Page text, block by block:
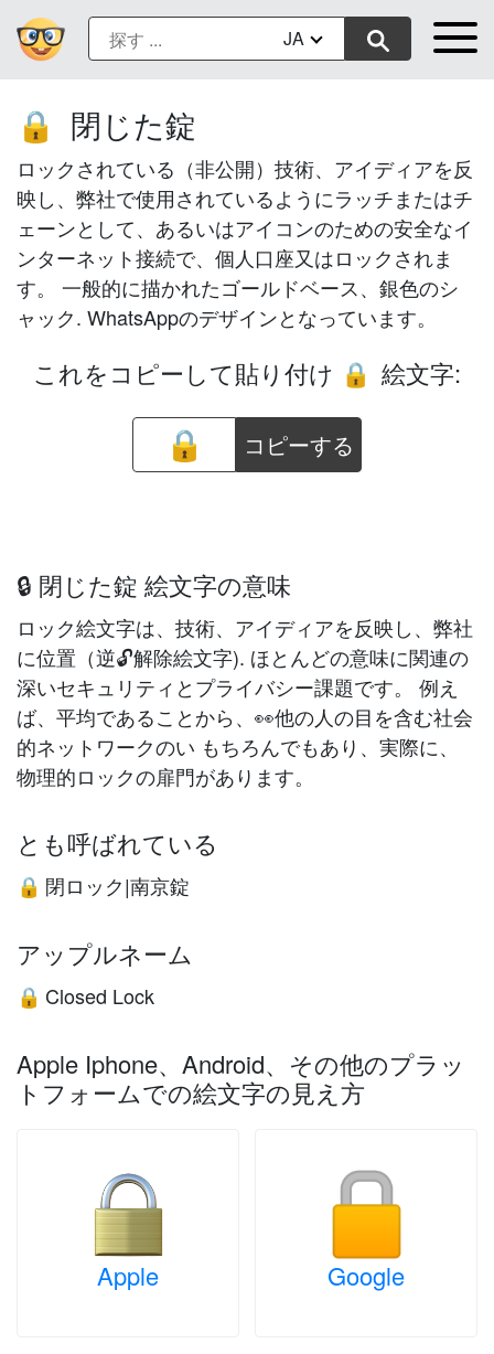
JA
🔒 閉じた錠
ロックされている（非公開）技術、アイディアを反
映し、弊社で使用されているようにラッチまたはチ
ェーンとして、あるいはアイコンのための安全なイ
ンターネット接続で、個人口座又はロックされま
す。 一般的に描かれたゴールドベース、銀色のシ
ャック. WhatsAppのデザインとなっています。
これをコピーして貼り付け 🔒 絵文字:
コピーする
🔒 閉じた錠 絵文字の意味
ロック絵文字は、技術、アイディアを反映し、弊社
に位置（逆🔓解除絵文字). ほとんどの意味に関連の
深いセキュリティとプライバシー課題です。 例え
ば、平均であることから、👀他の人の目を含む社会
的ネットワークのい もちろんでもあり、実際に、
物理的ロックの扉門があります。
とも呼ばれている
🔒 閉ロック|南京錠
アップルネーム
🔒 Closed Lock
Apple Iphone、Android、その他のプラッ
トフォームでの絵文字の見え方
Apple Google